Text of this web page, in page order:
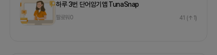
하루 3번 단어암기앱 TunaSnap
팔로워 0 41 (↑1)